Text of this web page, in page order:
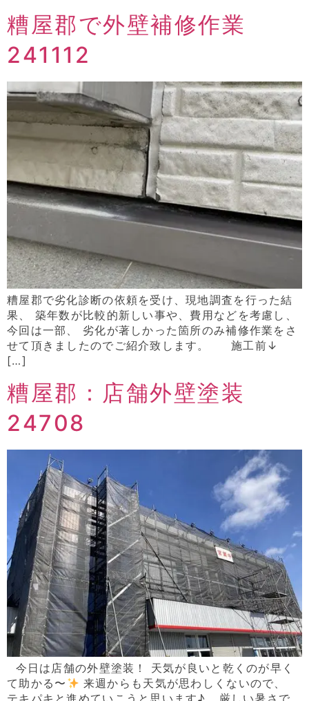
糟屋郡で外壁補修作業
241112
糟屋郡で劣化診断の依頼を受け、現地調査を行った結
果、 築年数が比較的新しい事や、費用などを考慮し、
今回は一部、 劣化が著しかった箇所のみ補修作業をさ
せて頂きましたのでご紹介致します。 施工前↓
[…]
糟屋郡：店舗外壁塗装
24708
今日は店舗の外壁塗装！ 天気が良いと乾くのが早く
て助かる〜
来週からも天気が思わしくないので、
テキパキと進めていこうと思います♪ 厳しい暑さで